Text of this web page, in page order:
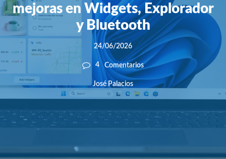
mejoras en Widgets, Explorador
y Bluetooth
24/06/2026
4 Comentarios
José Palacios